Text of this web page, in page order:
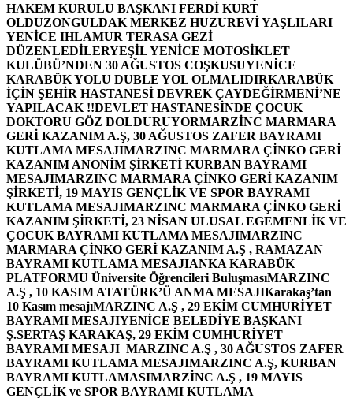
HAKEM KURULU BAŞKANI FERDİ KURT
OLDUZONGULDAK MERKEZ HUZUREVİ YAŞLILARI
YENİCE IHLAMUR TERASA GEZİ
DÜZENLEDİLERYEŞİL YENİCE MOTOSİKLET
KULÜBÜ’NDEN 30 AĞUSTOS COŞKUSUYENİCE
KARABÜK YOLU DUBLE YOL OLMALIDIRKARABÜK
İÇİN ŞEHİR HASTANESİ DEVREK ÇAYDEĞİRMENİ’NE
YAPILACAK !!DEVLET HASTANESİNDE ÇOCUK
DOKTORU GÖZ DOLDURUYORMARZİNC MARMARA
GERİ KAZANIM A.Ş, 30 AĞUSTOS ZAFER BAYRAMI
KUTLAMA MESAJIMARZINC MARMARA ÇİNKO GERİ
KAZANIM ANONİM ŞİRKETİ KURBAN BAYRAMI
MESAJIMARZINC MARMARA ÇİNKO GERİ KAZANIM
ŞİRKETİ, 19 MAYIS GENÇLİK VE SPOR BAYRAMI
KUTLAMA MESAJIMARZINC MARMARA ÇİNKO GERİ
KAZANIM ŞİRKETİ, 23 NİSAN ULUSAL EGEMENLİK VE
ÇOCUK BAYRAMI KUTLAMA MESAJIMARZINC
MARMARA ÇİNKO GERİ KAZANIM A.Ş , RAMAZAN
BAYRAMI KUTLAMA MESAJIANKA KARABÜK
PLATFORMU Üniversite Öğrencileri BuluşmasıMARZINC
A.Ş , 10 KASIM ATATÜRK’Ü ANMA MESAJIKarakaş’tan
10 Kasım mesajıMARZINC A.Ş , 29 EKİM CUMHURİYET
BAYRAMI MESAJIYENİCE BELEDİYE BAŞKANI
Ş.SERTAŞ KARAKAŞ, 29 EKİM CUMHURİYET
BAYRAMI MESAJI MARZINC A.Ş , 30 AĞUSTOS ZAFER
BAYRAMI KUTLAMA MESAJIMARZINC A.Ş, KURBAN
BAYRAMI KUTLAMASIMARZİNC A.Ş , 19 MAYIS
GENÇLİK ve SPOR BAYRAMI KUTLAMA